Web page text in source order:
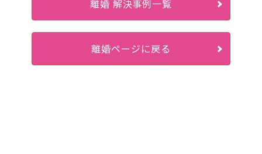
離婚 解決事例一覧
離婚ページに戻る